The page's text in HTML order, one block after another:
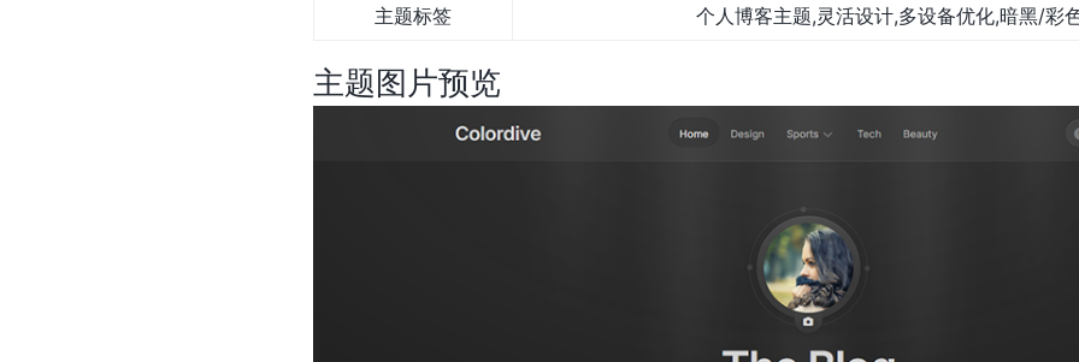
主题标签 个人博客主题,灵活设计,多设备优化,暗黑/彩
主题图片预览